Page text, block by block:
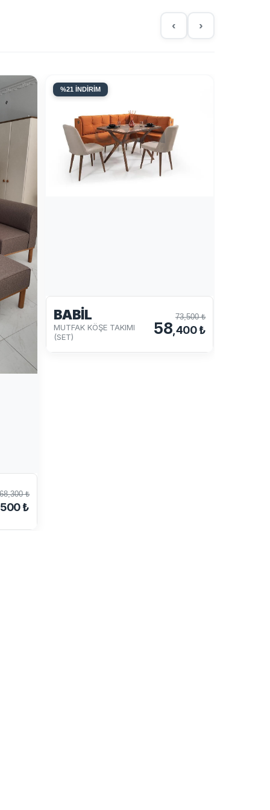
‹ ›
₺
,500 ₺
%21 İNDİRİM
BABİL
MUTFAK KÖŞE TAKIMI
(SET)
73,500 ₺
58 ,400 ₺